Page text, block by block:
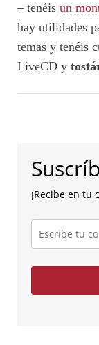
– tenéis un
hay utilidades
temas y tenéis
LiveCD y
¡Recibe en tu
Escribe
tu
correo
electrónico...